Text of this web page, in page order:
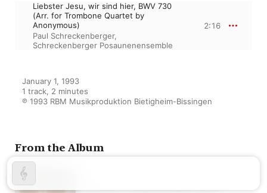
Liebster Jesu, wir sind hier, BWV 730
(Arr. for Trombone Quartet by
Anonymous)
Paul Schreckenberger,
Schreckenberger Posaunenensemble
2:16
January 1, 1993
1 track, 2 minutes
℗ 1993 RBM Musikproduktion Bietigheim-Bissingen
From the Album